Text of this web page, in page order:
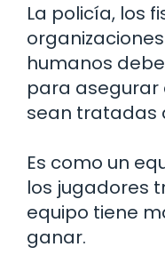
La policía, los
humanos
para asegurar
sean tratadas
Es como un
los jugadores
equipo tiene
ganar.